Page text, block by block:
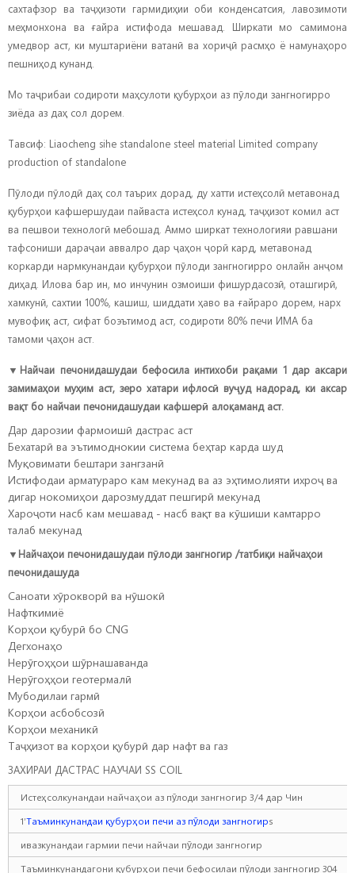
сахтафзор ва таҷҳизоти гармидиҳии оби конденсатсия, лавозимоти
меҳмонхона ва ғайра истифода мешавад. Ширкати мо самимона
умедвор аст, ки муштариёни ватанӣ ва хориҷӣ расмҳо ё намунаҳоро
пешниҳод кунанд.
Мо таҷрибаи содироти маҳсулоти қубурҳои аз пӯлоди зангногирро
зиёда аз даҳ сол дорем.
Тавсиф: Liaocheng sihe standalone steel material Limited company
production of standalone
Пӯлоди пӯлодӣ даҳ сол таърих дорад, ду хатти истеҳсолӣ метавонад
қубурҳои кафшершудаи пайваста истеҳсол кунад, таҷҳизот комил аст
ва пешвои технологӣ мебошад. Аммо ширкат технологияи равшани
тафсониши дараҷаи аввалро дар ҷаҳон ҷорӣ кард, метавонад
коркарди нармкунандаи қубурҳои пӯлоди зангногирро онлайн анҷом
диҳад. Илова бар ин, мо инчунин озмоиши фишурдасозӣ, оташгирӣ,
хамкунӣ, сахтии 100%, кашиш, шиддати ҳаво ва ғайраро дорем, нарх
мувофиқ аст, сифат боэътимод аст, содироти 80% печи ИМА ба
тамоми ҷаҳон аст.
▼ Найчаи печонидашудаи бефосила интихоби рақами 1 дар аксари
замимаҳои муҳим аст, зеро хатари ифлосӣ вуҷуд надорад, ки аксар
вақт бо найчаи печонидашудаи кафшерӣ алоқаманд аст.
Дар дарозии фармоишӣ дастрас аст
Бехатарӣ ва эътимоднокии система беҳтар карда шуд
Муқовимати бештари зангзанӣ
Истифодаи арматураро кам мекунад ва аз эҳтимолияти ихроҷ ва
дигар нокомиҳои дарозмуддат пешгирӣ мекунад
Хароҷоти насб кам мешавад - насб вақт ва кӯшиши камтарро
талаб мекунад
▼ Найчаҳои печонидашудаи пӯлоди зангногир /татбиқи найчаҳои
печонидашуда
Саноати хӯрокворӣ ва нӯшокӣ
Нафткимиё
Корҳои қубурӣ бо CNG
Дегхонаҳо
Нерӯгоҳҳои шӯрнашаванда
Нерӯгоҳҳои геотермалӣ
Мубодилаи гармӣ
Корҳои асбобсозӣ
Корҳои механикӣ
Таҷҳизот ва корҳои қубурӣ дар нафт ва газ
ЗАХИРАИ ДАСТРАС НАУЧАИ SS COIL
Истеҳсолкунандаи найчаҳои аз пӯлоди зангногир 3/4 дар Чин
1′Таъминкунандаи қубурҳои печи аз пӯлоди зангногирs
ивазкунандаи гармии печи найчаи пӯлоди зангногир
Таъминкунандагони қубурҳои печи бефосилаи пӯлоди зангногир 304